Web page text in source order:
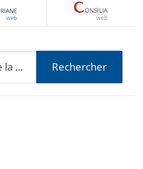
ARIANEWEB
Rechercher